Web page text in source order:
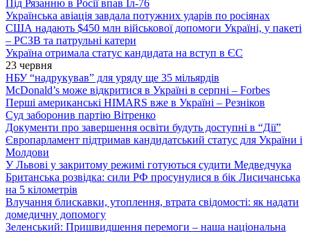
Під Рязанню в Росії впав Іл-76
Українська авіація завдала потужних ударів по росіянах
США надають $450 млн військової допомоги Україні, у пакеті
– РСЗВ та патрульні катери
Україна отримала статус кандидата на вступ в ЄС
23 червня
НБУ “надрукував” для уряду ще 35 мільярдів
McDonald’s може відкритися в Україні в серпні – Forbes
Перші американські HIMARS вже в Україні – Резніков
Суд заборонив партію Вітренко
Документи про завершення освіти будуть доступні в “Дії”
Європарламент підтримав кандидатський статус для України і
Молдови
У Львові у закритому режимі готуються судити Медведчука
Британська розвідка: сили РФ просунулися в бік Лисичанська
на 5 кілометрів
Влучання блискавки, утоплення, втрата свідомості: як надати
домедичну допомогу
Зеленський: Пришвидшення перемоги – наша національна